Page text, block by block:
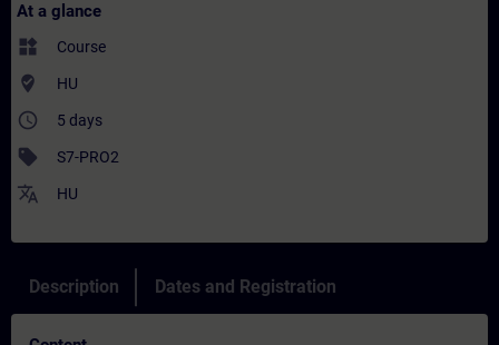
At a glance
widgets Course
where_to_vote HU
access_time 5 days
sell S7-PRO2
translate HU
Description Dates and Registration